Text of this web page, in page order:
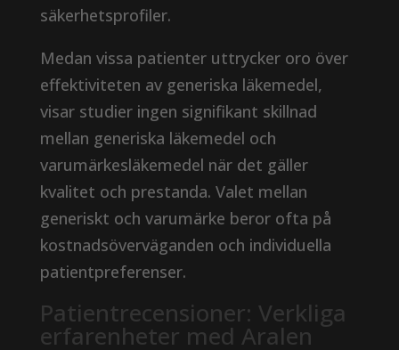
säkerhetsprofiler.
Medan vissa patienter uttrycker oro över
effektiviteten av generiska läkemedel,
visar studier ingen signifikant skillnad
mellan generiska läkemedel och
varumärkesläkemedel när det gäller
kvalitet och prestanda. Valet mellan
generiskt och varumärke beror ofta på
kostnadsöverväganden och individuella
patientpreferenser.
Patientrecensioner: Verkliga
erfarenheter med Aralen